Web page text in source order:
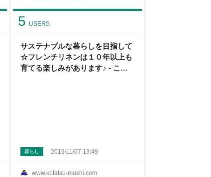
サステナブルな暮らしを目指して
☆フレンチリネンは１０年以上も
育てる楽しみがあります♪ - こた
5 USERS
www.kotatsu-mushi.com
暮らし 2019/11/07 13:49